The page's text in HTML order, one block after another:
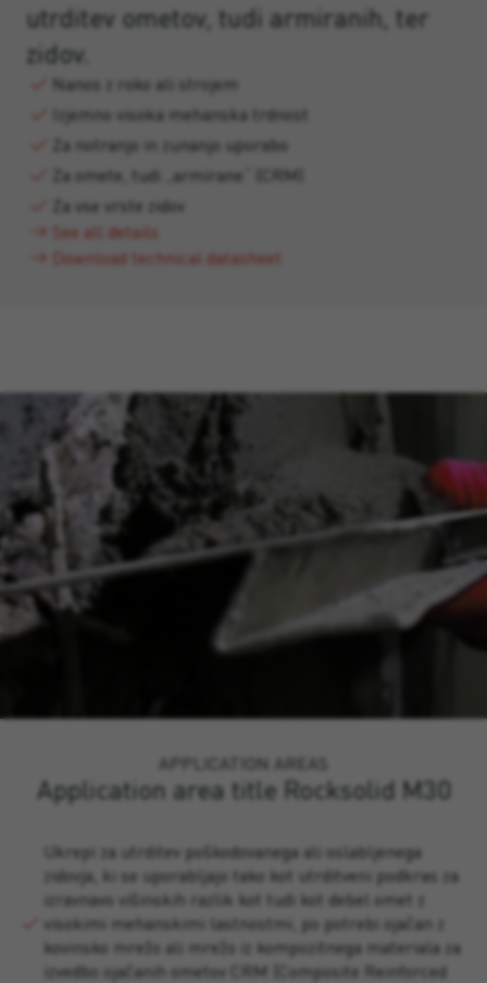
utrditev ometov, tudi armiranih, ter
zidov.
Nanos z roko ali strojem
Izjemno visoka mehanska trdnost
Za notranjo in zunanjo uporabo
Za omete, tudi „armirane“ (CRM)
Za vse vrste zidov
See all details
Download technical datasheet
APPLICATION AREAS
Application area title Rocksolid M30
Ukrepi za utrditev poškodovanega ali oslabljenega
zidovja, ki se uporabljajo tako kot utrditveni podkras za
izravnavo višinskih razlik kot tudi kot debel omet z
visokimi mehanskimi lastnostmi, po potrebi ojačan z
kovinsko mrežo ali mrežo iz kompozitnega materiala za
izvedbo ojačanih ometov CRM (Composite Reinforced